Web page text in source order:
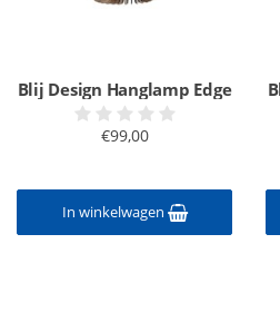
Blij Design Hanglamp Edge
€99,00
In winkelwagen